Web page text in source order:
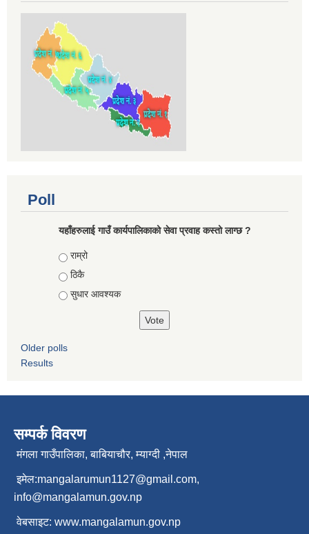
Poll
यहाँहरुलाई गाउँ कार्यपालिकाको सेवा प्रवाह कस्तो लाग्छ ?
Choices
राम्रो
ठिकै
सुधार आवश्यक
Older polls
Results
सम्पर्क विवरण
मंगला गाउँपालिका, बाबियाचौर, म्याग्दी ,नेपाल
इमेल:mangalarumun1127@gmail.com,
info@mangalamun.gov.np
वेबसाइट: www.mangalamun.gov.np